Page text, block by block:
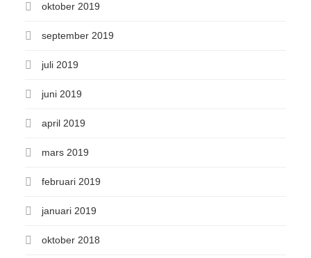
oktober 2019
september 2019
juli 2019
juni 2019
april 2019
mars 2019
februari 2019
januari 2019
oktober 2018